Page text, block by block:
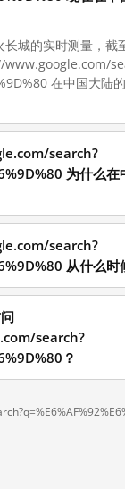
城的实时测量，截
在中国大陆
search?
为什么在
search?
从什么时
search?
？